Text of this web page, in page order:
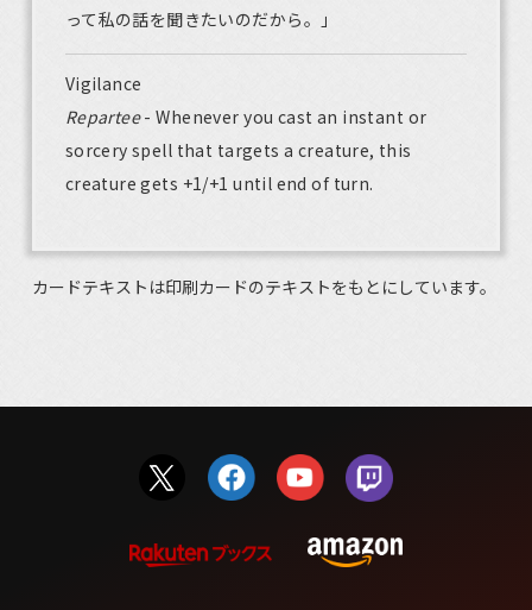
って私の話を聞きたいのだから。」
Vigilance
Repartee- Whenever you cast an instant or
sorcery spell that targets a creature, this
creature gets +1/+1 until end of turn.
カードテキストは印刷カードのテキストをもとにしています。